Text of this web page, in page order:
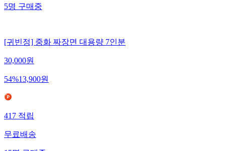
5명구매중
[귀빈정] 중화 짜장면 대용량 7인분
30,000원
54%13,900원
417적립
무료배송